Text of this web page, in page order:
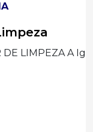
Paróquia